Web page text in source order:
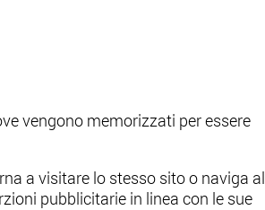
vengono memorizzati per essere
a visitare lo stesso sito o naviga al
pubblicitarie in linea con le sue